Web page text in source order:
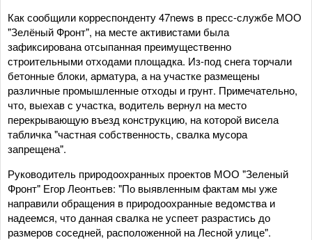
Как сообщили корреспонденту 47news в пресс-службе МОО
"Зелёный Фронт", на месте активистами была
зафиксирована отсыпанная преимущественно
строительными отходами площадка. Из-под снега торчали
бетонные блоки, арматура, а на участке размещены
различные промышленные отходы и грунт. Примечательно,
что, выехав с участка, водитель вернул на место
перекрывающую въезд конструкцию, на которой висела
табличка "частная собственность, свалка мусора
запрещена".
Руководитель природоохранных проектов МОО "Зеленый
Фронт" Егор Леонтьев: "По выявленным фактам мы уже
направили обращения в природоохранные ведомства и
надеемся, что данная свалка не успеет разрастись до
размеров соседней, расположенной на Лесной улице".